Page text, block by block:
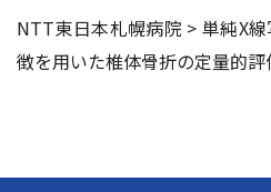
NTT東日本札幌病院 > 単純X
徴を用いた椎体骨折の定量的